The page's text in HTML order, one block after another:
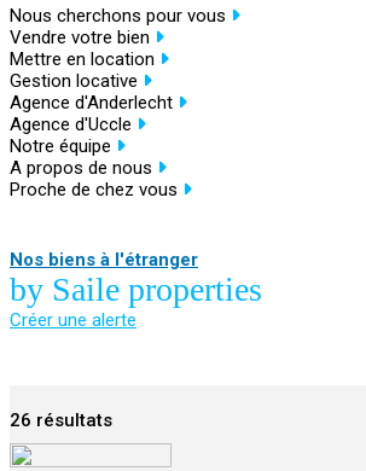
Nous cherchons pour vous
Vendre votre bien
Mettre en location
Gestion locative
Agence d'Anderlecht
Agence d'Uccle
Notre équipe
A propos de nous
Proche de chez vous
Nos biens à l'étranger
by Saile properties
Créer une alerte
26 résultats